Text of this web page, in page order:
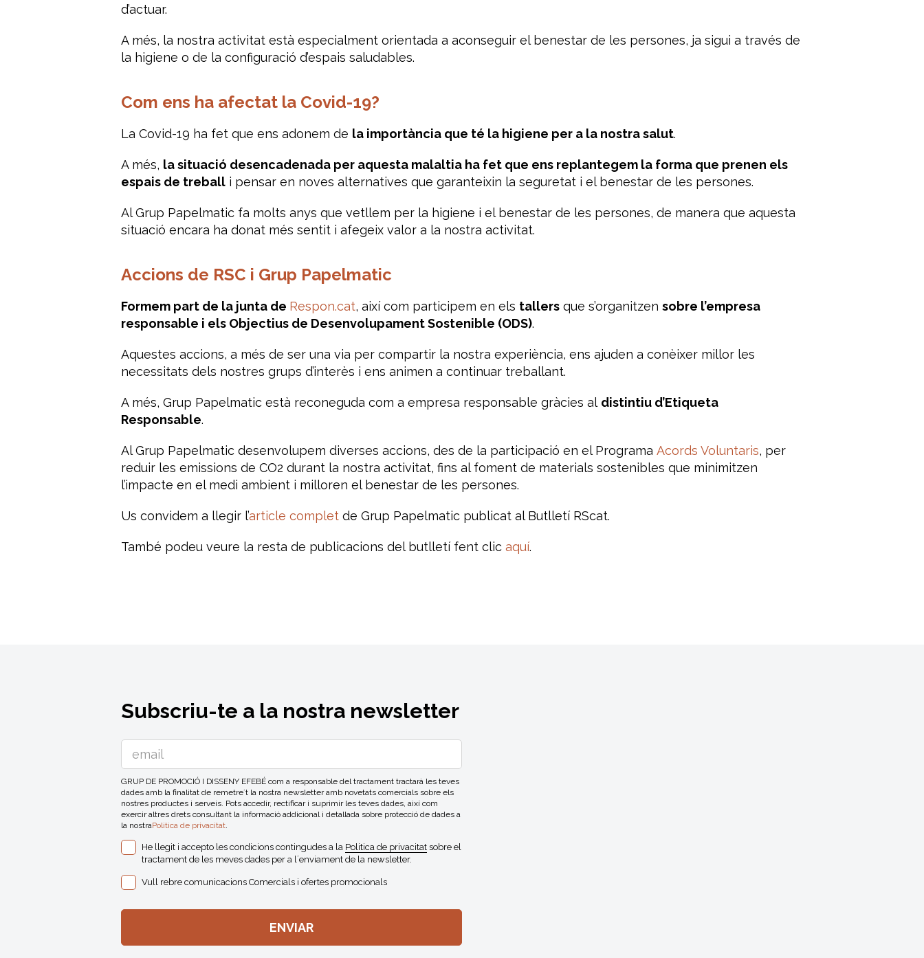
d’actuar.
A més, la nostra activitat està especialment orientada a aconseguir el benestar de les persones, ja sigui a través de
la higiene o de la configuració d’espais saludables.
Com ens ha afectat la Covid-19?
La Covid-19 ha fet que ens adonem de la importància que té la higiene per a la nostra salut.
A més, la situació desencadenada per aquesta malaltia ha fet que ens replantegem la forma que prenen els
espais de treballi pensar en noves alternatives que garanteixin la seguretat i el benestar de les persones.
Al Grup Papelmatic fa molts anys que vetllem per la higiene i el benestar de les persones, de manera que aquesta
situació encara ha donat més sentit i afegeix valor a la nostra activitat.
Accions de RSC i Grup Papelmatic
Formem part de la junta de Respon.cat, així com participem en els tallersque s’organitzen sobre l’empresa
responsable i els Objectius de Desenvolupament Sostenible (ODS).
Aquestes accions, a més de ser una via per compartir la nostra experiència, ens ajuden a conèixer millor les
necessitats dels nostres grups d’interès i ens animen a continuar treballant.
A més, Grup Papelmatic està reconeguda com a empresa responsable gràcies al distintiu d’Etiqueta
Responsable.
Al Grup Papelmatic desenvolupem diverses accions, des de la participació en el Programa Acords Voluntaris, per
reduir les emissions de CO2 durant la nostra activitat, fins al foment de materials sostenibles que minimitzen
l’impacte en el medi ambient i milloren el benestar de les persones.
Us convidem a llegir l’article completde Grup Papelmatic publicat al Butlletí RScat.
També podeu veure la resta de publicacions del butlletí fent clic aquí.
Subscriu-te a la nostra newsletter
GRUP DE PROMOCIÓ I DISSENY EFEBÉ com a responsable del tractament tractarà les teves
dades amb la finalitat de remetre´t la nostra newsletter amb novetats comercials sobre els
nostres productes i serveis. Pots accedir, rectificar i suprimir les teves dades, així com
exercir altres drets consultant la informació addicional i detallada sobre protecció de dades a
la nostraPolitica de privacitat.
He llegit i accepto les condicions contingudes a la Politica de privacitatsobre el
tractament de les meves dades per a l´enviament de la newsletter.
Vull rebre comunicacions Comercials i ofertes promocionals